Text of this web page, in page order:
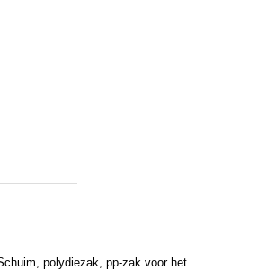
polydiezak, pp-zak voor het